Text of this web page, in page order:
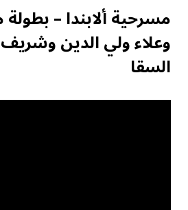
مسرحية ألابندا –
وعلاء ولي الدين
السقا